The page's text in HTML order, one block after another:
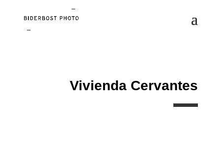
Vivienda Cervantes